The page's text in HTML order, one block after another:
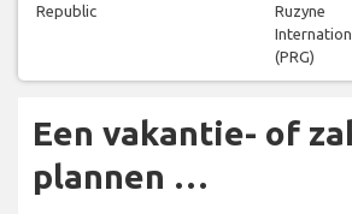
Republic
Ruzyne
(PRG)
Een vakantie- of
plannen …